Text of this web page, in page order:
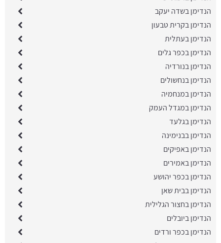
הנדימן בשדה יעקב
הנדימן בקרית טבעון
הנדימן בעתלית
הנדימן בכפר גלים
הנדימן בנורדיה
הנדימן בנחשולים
הנדימן במנחמיה
הנדימן במגדל העמק
הנדימן בגלעד
הנדימן בבנימינה
הנדימן באפיקים
הנדימן באמירים
הנדימן בכפר יהושע
הנדימן בבית שאן
הנדימן בחצור הגלילית
הנדימן ביובלים
הנדימן בכפר ורדים